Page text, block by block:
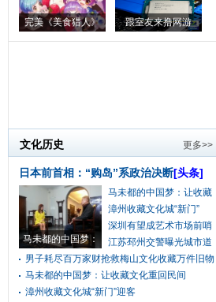
完美《美食猎人》 跟室友来撸网游
文化历史 更多>>
日本前首相：“购岛”系政治决断[头条]
马未都的中国梦：
马未都的中国梦：让收藏
漳州收藏文化城“新门”
深圳有望成艺术市场前哨
江苏邳州交警曝光城市道
男子耗尽百万家财抢救梅山文化收藏万件旧物
马未都的中国梦：让收藏文化重回民间
漳州收藏文化城“新门”迎客